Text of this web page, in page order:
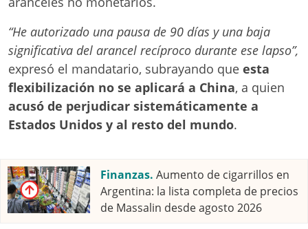
“He autorizado una pausa de 90 días y una baja
significativa del arancel recíproco durante ese lapso”,
expresó el mandatario, subrayando que esta
flexibilización no se aplicará a China, a quien
acusó de perjudicar sistemáticamente a
Estados Unidos y al resto del mundo.
Finanzas. Aumento de cigarrillos en
Argentina: la lista completa de precios
de Massalin desde agosto 2026